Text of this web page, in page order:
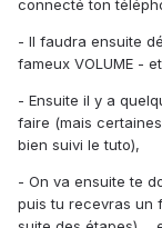
connecté ton
- Il faudra ensuite
fameux VOLUME -
- Ensuite il y a
faire (mais
bien suivi le tuto),
- On va ensuite te
puis tu recevras un